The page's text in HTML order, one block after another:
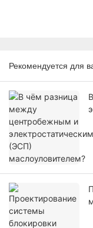
Рекомендуется для